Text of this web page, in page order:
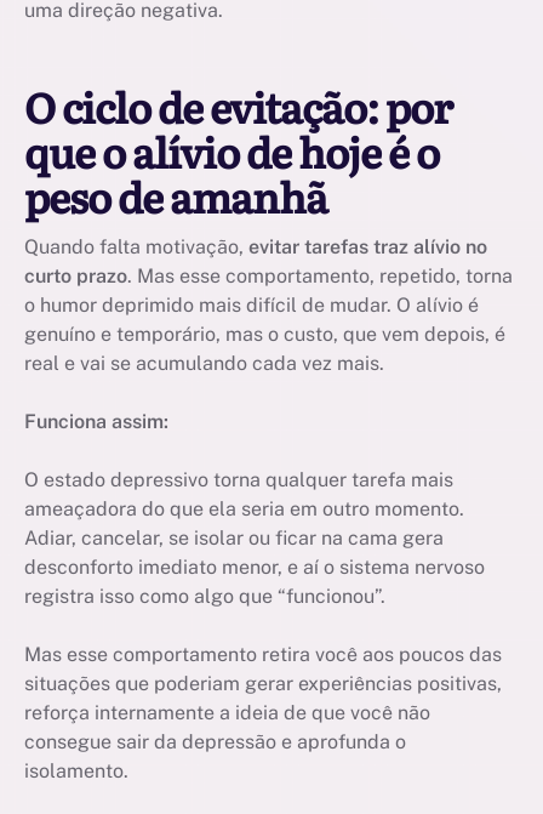
uma direção negativa.
O ciclo de evitação: por
que o alívio de hoje é o
peso de amanhã
Quando falta motivação, evitar tarefas traz alívio no
curto prazo. Mas esse comportamento, repetido, torna
o humor deprimido mais difícil de mudar. O alívio é
genuíno e temporário, mas o custo, que vem depois, é
real e vai se acumulando cada vez mais.
Funciona assim:
O estado depressivo torna qualquer tarefa mais
ameaçadora do que ela seria em outro momento.
Adiar, cancelar, se isolar ou ficar na cama gera
desconforto imediato menor, e aí o sistema nervoso
registra isso como algo que “funcionou”.
Mas esse comportamento retira você aos poucos das
situações que poderiam gerar experiências positivas,
reforça internamente a ideia de que você não
consegue sair da depressão e aprofunda o
isolamento.